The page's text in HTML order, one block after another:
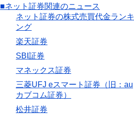
■ネット証券関連のニュース
ネット証券の株式売買代金ランキ
ング
楽天証券
SBI証券
マネックス証券
三菱UFJ eスマート証券（旧：au
カブコム証券）
松井証券